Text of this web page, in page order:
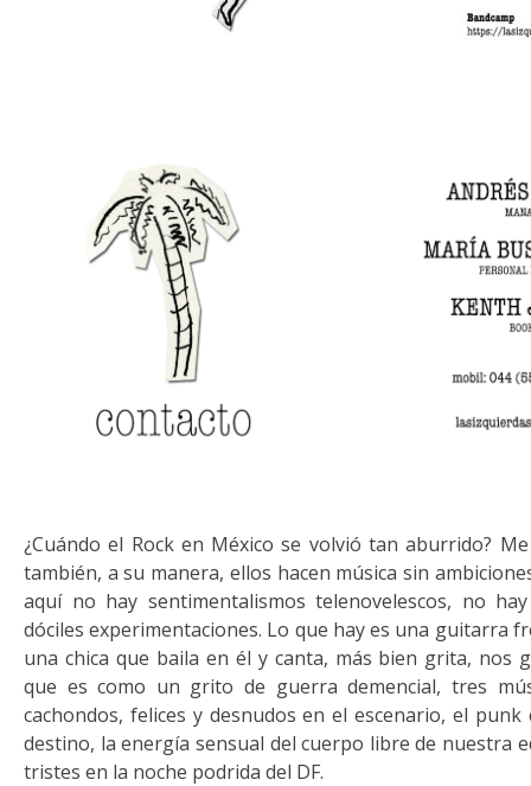
¿Cuándo el Rock en México se volvió tan aburrido?
también, a su manera, ellos hacen música sin
aquí no hay sentimentalismos telenovelescos, no
dóciles experimentaciones. Lo que hay es una guitarra
una chica que baila en él y canta, más bien grita,
que es como un grito de guerra demencial, tres
cachondos, felices y desnudos en el escenario, el
destino, la energía sensual del cuerpo libre de nuestra
tristes en la noche podrida del DF.